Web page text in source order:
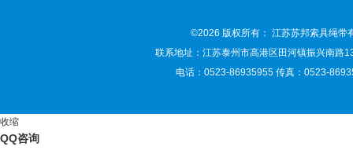
©2026 版权所有： 江苏苏邦索具绳带
联系地址：江苏泰州市高港区田河镇振兴南
电话：0523-86935955 传真：0523-
收缩
QQ咨询